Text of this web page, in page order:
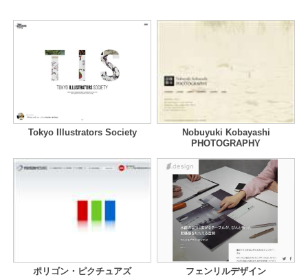
Tokyo Illustrators Society
Nobuyuki Kobayashi
PHOTOGRAPHY
ポリゴン・ピクチュアズ フェンリルデザイン